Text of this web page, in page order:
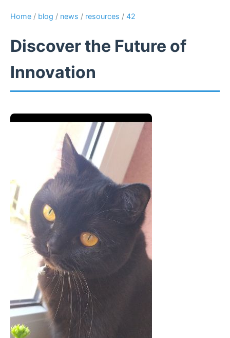
Home / blog / news / resources / 42
Discover the Future of
Innovation